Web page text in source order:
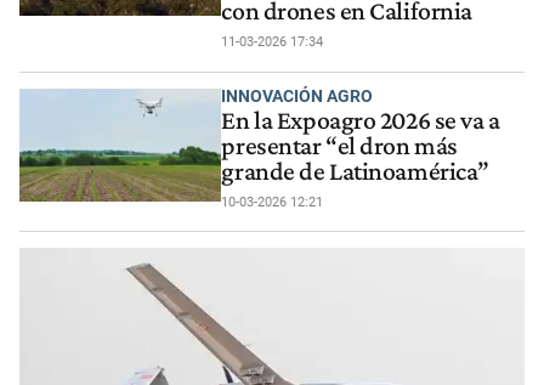
con drones en California
11-03-2026 17:34
INNOVACIÓN AGRO
En la Expoagro 2026 se va a
presentar “el dron más
grande de Latinoamérica”
10-03-2026 12:21